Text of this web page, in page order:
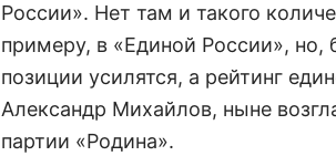
России». Нет там и такого
примеру, в «Единой России», но,
позиции усилятся, а рейтинг
Александр Михайлов, ныне
партии «Родина».